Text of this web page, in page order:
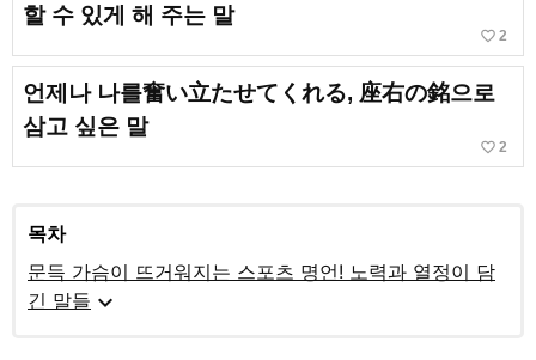
할 수 있게 해 주는 말
favorite_border 2
언제나 나를奮い立たせてくれる, 座右の銘으로
삼고 싶은 말
favorite_border 2
목차
문득 가슴이 뜨거워지는 스포츠 명언! 노력과 열정이 담
긴 말들 expand_more